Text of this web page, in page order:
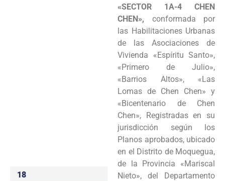
Programas
Intranet
18
«SECTOR 1A-4 CHEN
CHEN», conformada por
las Habilitaciones Urbanas
de las Asociaciones de
Vivienda «Espíritu Santo»,
«Primero de Julio»,
«Barrios Altos», «Las
Lomas de Chen Chen» y
«Bicentenario de Chen
Chen», Registradas en su
jurisdicción según los
Planos aprobados, ubicado
en el Distrito de Moquegua,
de la Provincia «Mariscal
Nieto», del Departamento